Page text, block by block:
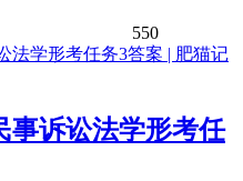
550
事诉讼法学形考任